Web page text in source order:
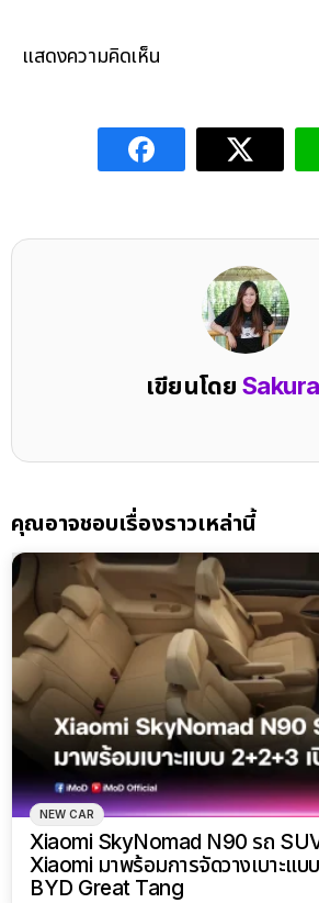
แสดงความคิดเห็น
เขียนโดย
คุณอาจชอบเรื่องราวเหล่านี้
NEW CAR
Xiaomi SkyNomad N90 รถ
Xiaomi มาพร้อมการจัดวางเบาะแ
BYD Great Tang